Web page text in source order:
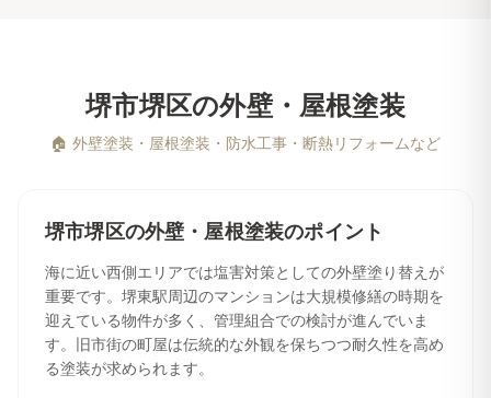
堺市堺区の外壁・屋根塗装
🏠 外壁塗装・屋根塗装・防水工事・断熱リフォームなど
堺市堺区の外壁・屋根塗装のポイント
海に近い西側エリアでは塩害対策としての外壁塗り替えが
重要です。堺東駅周辺のマンションは大規模修繕の時期を
迎えている物件が多く、管理組合での検討が進んでいま
す。旧市街の町屋は伝統的な外観を保ちつつ耐久性を高め
る塗装が求められます。